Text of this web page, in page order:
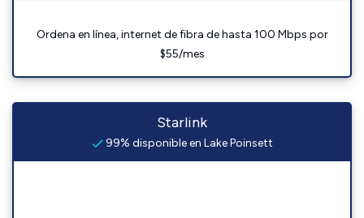
Ordena en línea, internet de fibra de hasta 100 Mbps por
$55/mes
Starlink
99% disponible en Lake Poinsett